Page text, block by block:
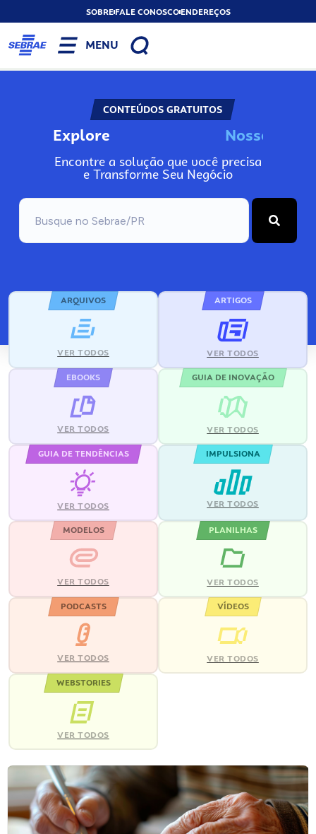
SOBREFALE CONOSCOENDEREÇOS
MENU
CONTEÚDOS GRATUITOS
Explore No
Encontre a solução que você precisa
e Transforme Seu Negócio
ARQUIVOS
VER TODOS
ARTIGOS
VER TODOS
EBOOKS
VER TODOS
GUIA DE INOVAÇÃO
VER TODOS
GUIA DE TENDÊNCIAS
VER TODOS
IMPULSIONA
VER TODOS
MODELOS
VER TODOS
PLANILHAS
VER TODOS
PODCASTS
VER TODOS
VÍDEOS
VER TODOS
WEBSTORIES
VER TODOS